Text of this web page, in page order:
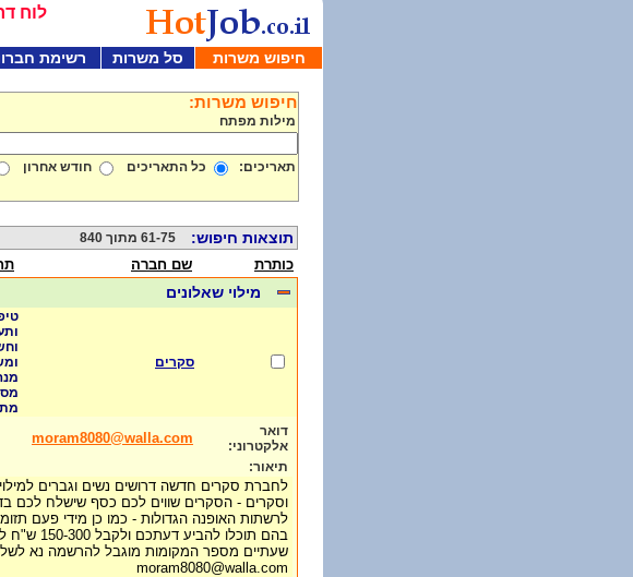
לוח
חיפוש משרות סל משרות רשימת
חיפוש משרות:
מילות מפתח
תאריכים: כל התאריכים חודש אחרון
תוצאות חיפוש: 61-75 מתוך 840
כותרת שם חברה
מילוי שאלונים
סקרים
דואר
אלקטרוני:
moram8080@walla.com
תיאור:
לחברת סקרים חדשה דרושים נשים וגברים
וסקרים - הסקרים שווים לכם כסף שישלח לכם
לרשתות האופנה הגדולות - כמו כן מידי פעם
בהם תוכלו להביע
שעתיים מספר המקומות מוגבל להרשמה נא
moram8080@walla.com